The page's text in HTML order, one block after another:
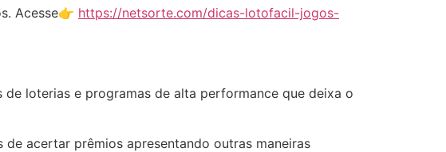
Acesse👉 https://netsorte.com/dicas-lotofacil-jogos-
loterias e programas de alta performance que deixa o
acertar prêmios apresentando outras maneiras